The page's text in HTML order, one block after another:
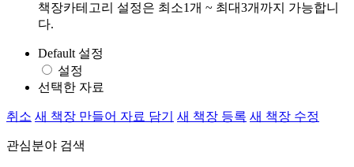
책장카테고리 설정은 최소1개 ~ 최대3개까지 가능합니
다.
Default 설정
설정
선택한 자료
취소 새 책장 만들어 자료 담기 새 책장 등록 새 책장 수정
관심분야 검색